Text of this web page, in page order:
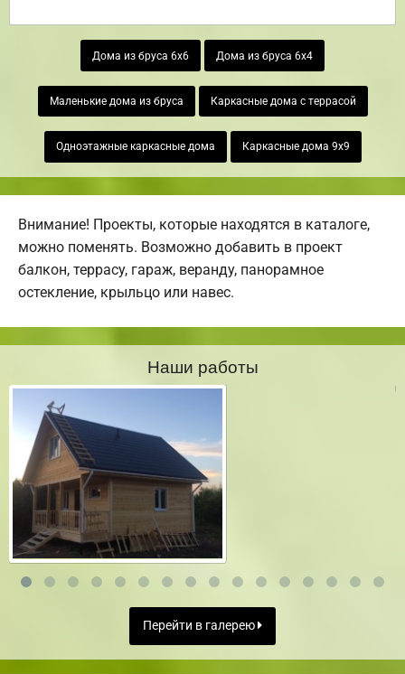
Дома из бруса 6х6 Дома из бруса 6х4
Маленькие дома из бруса Каркасные дома с террасой
Одноэтажные каркасные дома Каркасные дома 9х9
Внимание! Проекты, которые находятся в каталоге,
можно поменять. Возможно добавить в проект
балкон, террасу, гараж, веранду, панорамное
остекление, крыльцо или навес.
Наши работы
Перейти в галерею